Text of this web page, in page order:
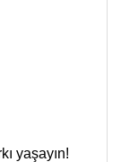
yaşayın!